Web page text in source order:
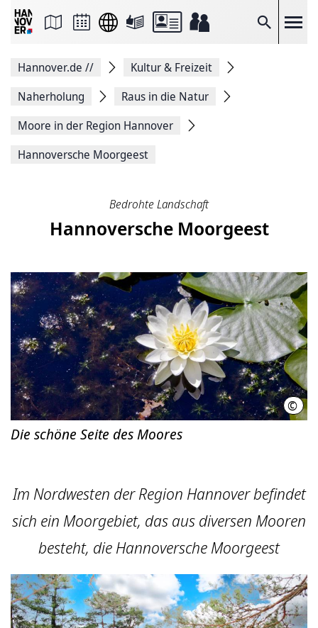
Suche
Seite
Facebook
teilen
Seitenlink
Seite
Hannover.de //
Kultur & Freizeit
Naherholung
Raus in die Natur
Moore in der Region Hannover
Hannoversche Moorgeest
Bedrohte Landschaft
Hannoversche Moorgeest
©
Die schöne Seite des Moores
Im Nordwesten der Region Hannover befindet
sich ein Moorgebiet, das aus diversen Mooren
besteht, die Hannoversche Moorgeest